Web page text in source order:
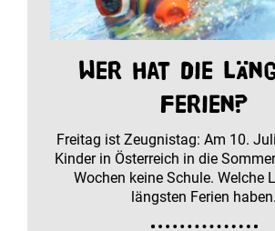
Wer hat die
Ferien?
Freitag ist Zeugnistag: Am 10.
Kinder in Österreich in die
Wochen keine Schule. Welche
längsten Ferien haben.